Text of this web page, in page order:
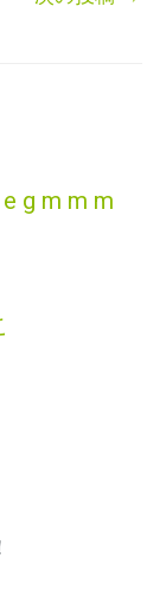
m m m